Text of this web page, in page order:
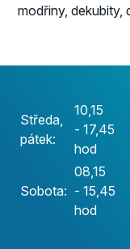
modřiny, dekubity,
Středa,
pátek:
10,15
- 17,45
hod
Sobota:
08,15
- 15,45
hod